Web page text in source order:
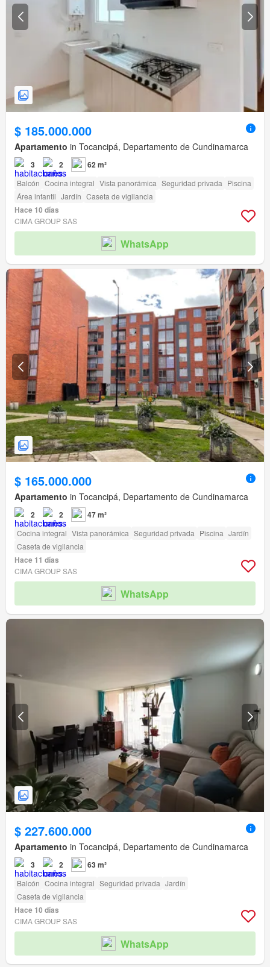
$ 185.000.000
Apartamento in Tocancipá, Departamento de Cundinamarca
3 2 62 m²
Balcón Cocina integral Vista panorámica Seguridad privada Piscina
Área infantil Jardín Caseta de vigilancia
Hace 10 días
CIMA GROUP SAS
WhatsApp
$ 165.000.000
Apartamento in Tocancipá, Departamento de Cundinamarca
2 2 47 m²
Cocina integral Vista panorámica Seguridad privada Piscina Jardín
Caseta de vigilancia
Hace 11 días
CIMA GROUP SAS
WhatsApp
$ 227.600.000
Apartamento in Tocancipá, Departamento de Cundinamarca
3 2 63 m²
Balcón Cocina integral Seguridad privada Jardín
Caseta de vigilancia
Hace 10 días
CIMA GROUP SAS
WhatsApp